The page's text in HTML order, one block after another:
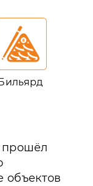
Бильярд
прошёл
объектов